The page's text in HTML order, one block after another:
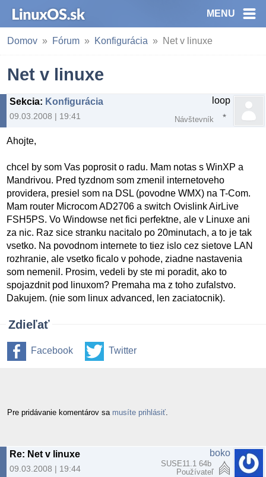
MENU
Domov Fórum Konfigurácia Net v linuxe
Net v linuxe
Sekcia: Konfigurácia
09.03.2008 | 19:41
loop
Návštevník
Ahojte,
chcel by som Vas poprosit o radu. Mam notas s WinXP a
Mandrivou. Pred tyzdnom som zmenil internetoveho
providera, presiel som na DSL (povodne WMX) na T-Com.
Mam router Microcom AD2706 a switch Ovislink AirLive
FSH5PS. Vo Windowse net fici perfektne, ale v Linuxe ani
za nic. Raz sice stranku nacitalo po 20minutach, a to je tak
vsetko. Na povodnom internete to tiez islo cez sietove LAN
rozhranie, ale vsetko ficalo v pohode, ziadne nastavenia
som nemenil. Prosim, vedeli by ste mi poradit, ako to
spojazdnit pod linuxom? Premaha ma z toho zufalstvo.
Dakujem. (nie som linux advanced, len zaciatocnik).
Zdieľať
Facebook Twitter
Pre pridávanie komentárov sa musíte prihlásiť
Re: Net v linuxe
09.03.2008 | 19:44
boko
SUSE11.1 64b
Používateľ